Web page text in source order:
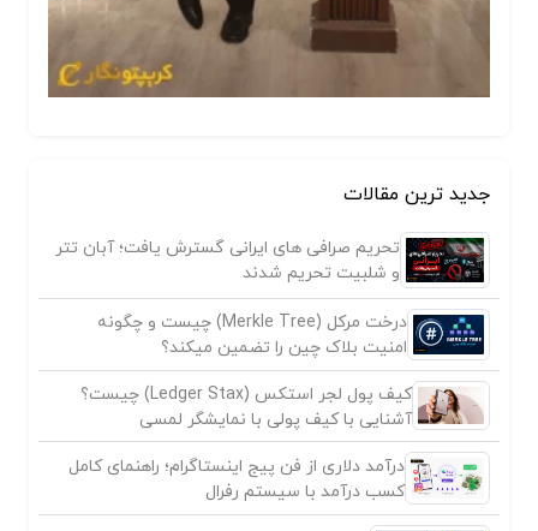
جدید ترین مقالات
تحریم صرافی های ایرانی گسترش یافت؛ آبان تتر
و شلبیت تحریم شدند
درخت مرکل (Merkle Tree) چیست و چگونه
امنیت بلاک چین را تضمین میکند؟
کیف پول لجر استکس (Ledger Stax) چیست؟
آشنایی با کیف پولی با نمایشگر لمسی
درآمد دلاری از فن پیج اینستاگرام؛ راهنمای کامل
کسب درآمد با سیستم رفرال